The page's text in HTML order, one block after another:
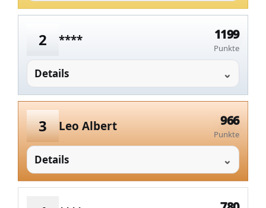
2 **** 1199
Punkte
Details
3 Leo Albert 966
Punkte
Details